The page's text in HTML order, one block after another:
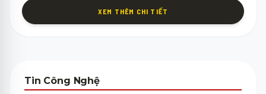
Thời lượng pin 20 giờ xem video với sạc MagSafe 15W và
USB-C 20W đủ cho một ngày sử dụng bình thường. USB-C
Liên hệ Zalo để được Minh Phát Mobile tư vấn chọn màu sắc
ưng ý và nhận thông tin về chương trình thu cũ đổi mới
XEM THÊM CHI TIẾT
Tin Công Nghệ